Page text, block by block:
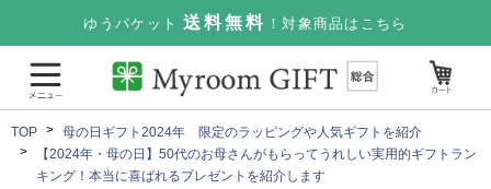
ゆうパケット 送料無料 ！対象商品はこちら
TOP
母の日ギフト2024年 限定のラッピングや人気ギフトを紹介
【2024年・母の日】50代のお母さんがもらってうれしい実用的ギフトラン
キング！本当に喜ばれるプレゼントを紹介します